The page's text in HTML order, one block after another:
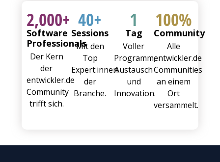
2,000+
Software
Professionals
Der Kern
der
entwickler.de
Community
trifft sich.
40+
Sessions
Mit den
Top
Expert:innen
der
Branche.
1
Tag
Voller
Programm,
Austausch
und
Innovation.
100%
Community
Alle
entwickler.de
Communities
an einem
Ort
versammelt.